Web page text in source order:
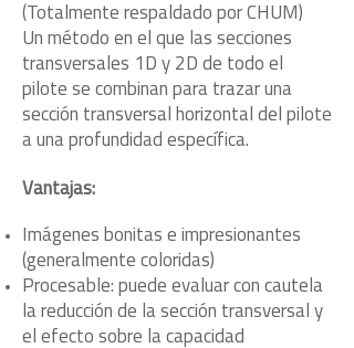
(Totalmente respaldado por CHUM)
Un método en el que las secciones
transversales 1D y 2D de todo el
pilote se combinan para trazar una
sección transversal horizontal del pilote
a una profundidad específica.
Vantajas:
Imágenes bonitas e impresionantes
(generalmente coloridas)
Procesable: puede evaluar con cautela
la reducción de la sección transversal y
el efecto sobre la capacidad